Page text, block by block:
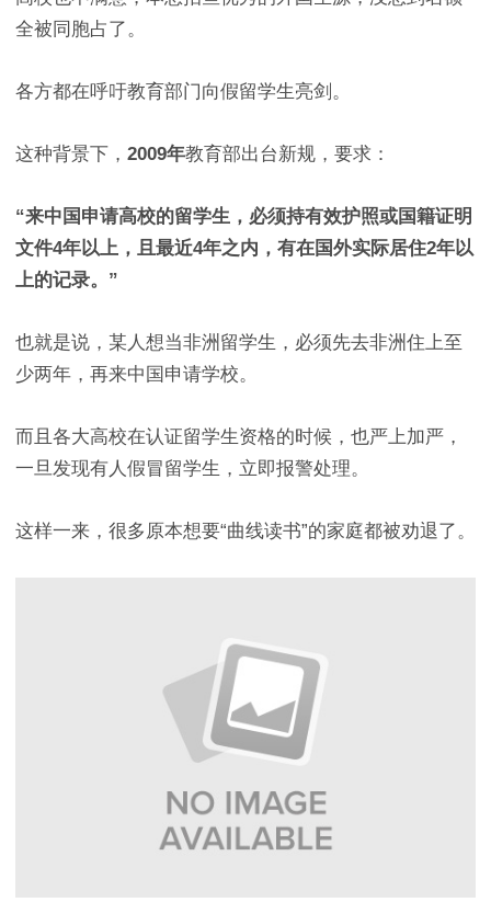
全被同胞占了。
各方都在呼吁教育部门向假留学生亮剑。
这种背景下， 2009年教育部出台新规，要求：
“来中国申请高校的留学生，必须持有效护照或国籍证明
文件4年以上，且最近4年之内，有在国外实际居住2年以
上的记录。”
也就是说，某人想当非洲留学生，必须先去非洲住上至
少两年，再来中国申请学校。
而且各大高校在认证留学生资格的时候，也严上加严，
一旦发现有人假冒留学生，立即报警处理。
这样一来，很多原本想要“曲线读书”的家庭都被劝退了。